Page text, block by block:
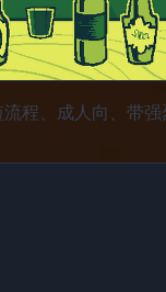
程、成人向、带